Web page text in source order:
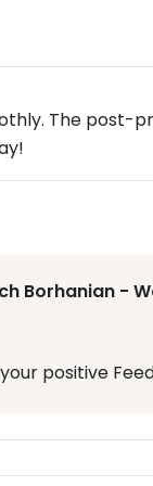
The post-
Borhanian -
positive